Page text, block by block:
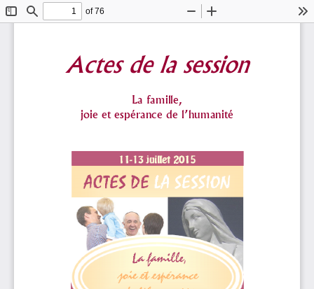
ToggleFind
of 76
Zoom
Actes de la session
La famille,
joie et espérance de l’humanité